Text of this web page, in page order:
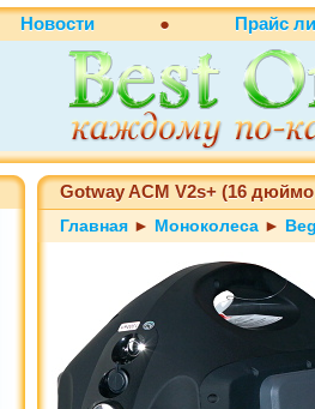
Новости ● Прайс
Gotway ACM V2s+ (16
Главная ► Моноколеса ►